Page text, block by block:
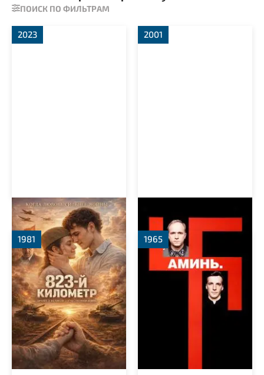
ПОИСК ПО ФИЛЬТРАМ
823-й километр
2023 2001
1981 1965